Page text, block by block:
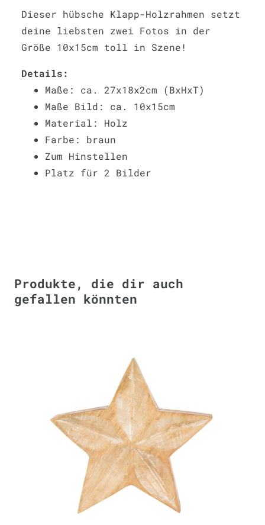
Dieser hübsche Klapp-Holzrahmen setzt
deine liebsten zwei Fotos in der
Größe 10x15cm toll in Szene!
Details:
Maße: ca. 27x18x2cm (BxHxT)
Maße Bild: ca. 10x15cm
Material: Holz
Farbe: braun
Zum Hinstellen
Platz für 2 Bilder
Produkte, die dir auch
gefallen könnten